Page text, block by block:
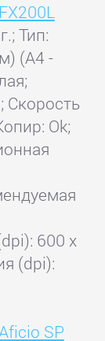
Тип:
(A4 -
Скорость
Ok;
600 x
(dpi):
SP